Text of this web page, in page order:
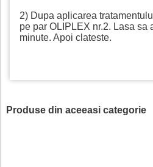
2) Dupa aplicarea
pe par OLIPLEX nr.2. Lasa sa
minute. Apoi clateste.
Produse din aceeasi categorie